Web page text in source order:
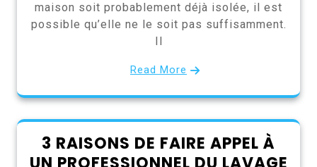
maison soit probablement déjà isolée, il est
possible qu’elle ne le soit pas suffisamment.
Il
Read More
3 RAISONS DE FAIRE APPEL À